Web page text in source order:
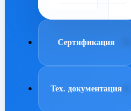
Сертификация
Тех. документация